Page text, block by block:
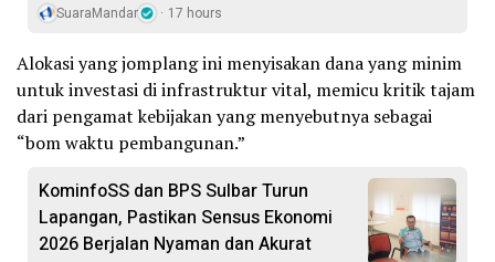
SuaraMandar 17 hours
Alokasi yang jomplang ini menyisakan dana yang minim
untuk investasi di infrastruktur vital, memicu kritik tajam
dari pengamat kebijakan yang menyebutnya sebagai
“bom waktu pembangunan.”
KominfoSS dan BPS Sulbar Turun
Lapangan, Pastikan Sensus Ekonomi
2026 Berjalan Nyaman dan Akurat